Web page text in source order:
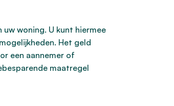
woning. U kunt hiermee
Het geld
een aannemer of
maatregel